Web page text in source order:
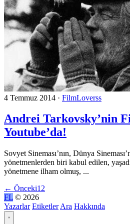
4 Temmuz 2014 · FilmLoverss
Andrei Tarkovsky’nin
Youtube’da!
Sovyet Sineması’nın, Dünya
yönetmenlerden biri kabul edilen,
yönetmene ilham olmuş, ...
← Önceki1 2
FL © 2026
Yazarlar Etiketler Ara Hakkında